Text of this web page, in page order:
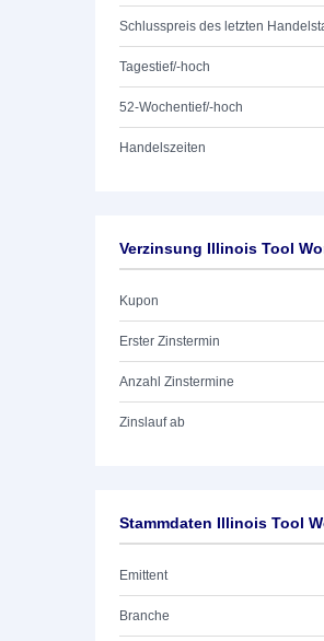
Schlusspreis des letzten
Tagestief/-hoch
52-Wochentief/-hoch
Handelszeiten
Verzinsung Illinois Tool
Kupon
Erster Zinstermin
Anzahl Zinstermine
Zinslauf ab
Stammdaten Illinois Tool
Emittent
Branche